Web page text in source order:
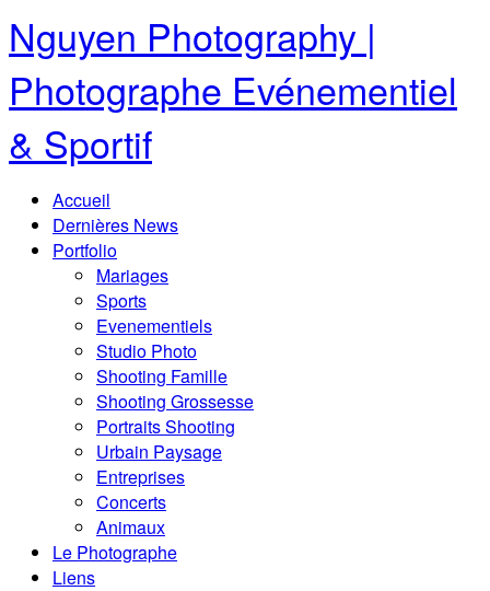
Nguyen Photography |
Photographe Evénementiel
& Sportif
Accueil
Dernières News
Portfolio
Mariages
Sports
Evenementiels
Studio Photo
Shooting Famille
Shooting Grossesse
Portraits Shooting
Urbain Paysage
Entreprises
Concerts
Animaux
Le Photographe
Liens